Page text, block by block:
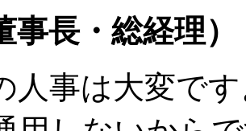
事長・総経理）
事は大変です